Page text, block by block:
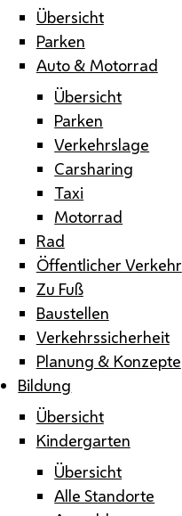
Übersicht
Parken
Auto & Motorrad
Übersicht
Parken
Verkehrslage
Carsharing
Taxi
Motorrad
Rad
Öffentlicher Verkehr
Zu Fuß
Baustellen
Verkehrssicherheit
Planung & Konzepte
Bildung
Übersicht
Kindergarten
Übersicht
Alle Standorte